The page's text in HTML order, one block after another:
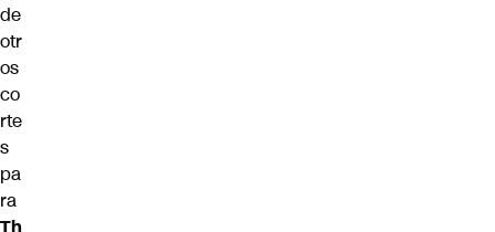
de
otr
os
co
rte
s
pa
ra
Th